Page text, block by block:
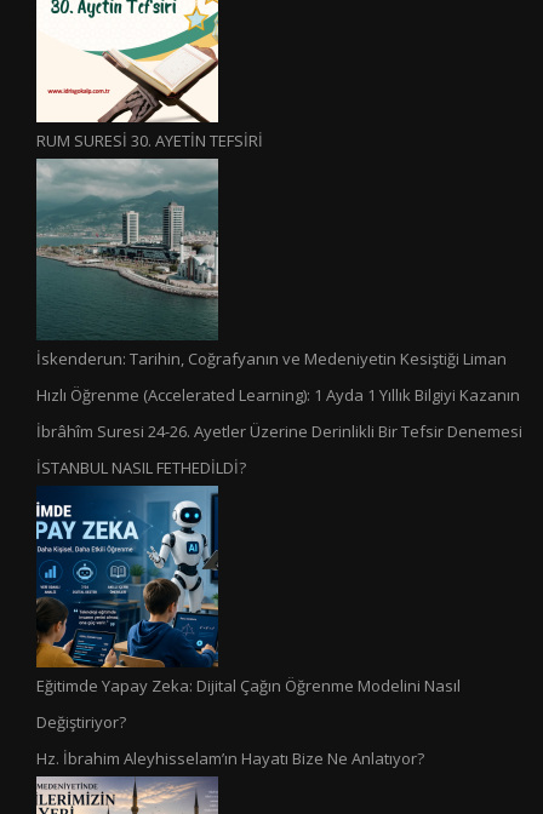
RUM SURESİ 30. AYETİN TEFSİRİ
İskenderun: Tarihin, Coğrafyanın ve Medeniyetin Kesiştiği Liman
Hızlı Öğrenme (Accelerated Learning): 1 Ayda 1 Yıllık Bilgiyi Kazanın
İbrâhîm Suresi 24-26. Ayetler Üzerine Derinlikli Bir Tefsir Denemesi
İSTANBUL NASIL FETHEDİLDİ?
Eğitimde Yapay Zeka: Dijital Çağın Öğrenme Modelini Nasıl
Değiştiriyor?
Hz. İbrahim Aleyhisselam’ın Hayatı Bize Ne Anlatıyor?